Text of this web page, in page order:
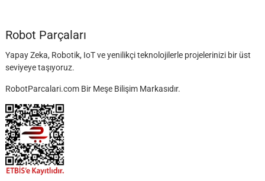
Robot Parçaları
Yapay Zeka, Robotik, IoT ve yenilikçi teknolojilerle projelerinizi bir üst
seviyeye taşıyoruz.
RobotParcalari.com Bir Meşe Bilişim Markasıdır.